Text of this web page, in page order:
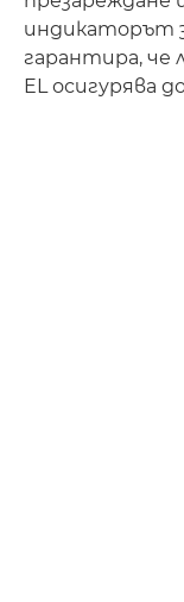
индикаторът
гарантира, че
EL осигурява